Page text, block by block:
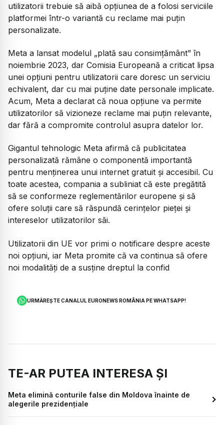
utilizatorii trebuie să aibă opțiunea de a folosi serviciile
platformei într-o variantă cu reclame mai puțin
personalizate.
Meta a lansat modelul „plată sau consimțământ” în
noiembrie 2023, dar Comisia Europeană a criticat lipsa
unei opțiuni pentru utilizatorii care doresc un serviciu
echivalent, dar cu mai puține date personale implicate.
Acum, Meta a declarat că noua opțiune va permite
utilizatorilor să vizioneze reclame mai puțin relevante,
dar fără a compromite controlul asupra datelor lor.
Gigantul tehnologic Meta afirmă că publicitatea
personalizată rămâne o componentă importantă
pentru menținerea unui internet gratuit și accesibil. Cu
toate acestea, compania a subliniat că este pregătită
să se conformeze reglementărilor europene și să
ofere soluții care să răspundă cerințelor pieței și
intereselor utilizatorilor săi.
Utilizatorii din UE vor primi o notificare despre aceste
noi opțiuni, iar Meta promite că va continua să ofere
noi modalități de a susține dreptul la confid
URMĂREȘTE CANALUL EURONEWS ROMÂNIA PE WHATSAPP!
TE-AR PUTEA INTERESA ȘI
Meta elimină conturile false din Moldova înainte de
alegerile prezidențiale